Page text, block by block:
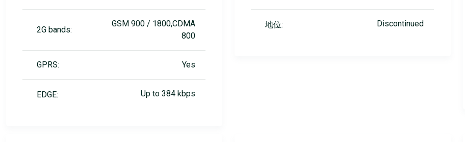
2G bands:
GSM 900 / 1800,CDMA
800
GPRS: Yes
EDGE: Up to 384 kbps
地位: Discontinued